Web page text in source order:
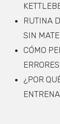
RUTINA
SIN
CÓMO
¿POR